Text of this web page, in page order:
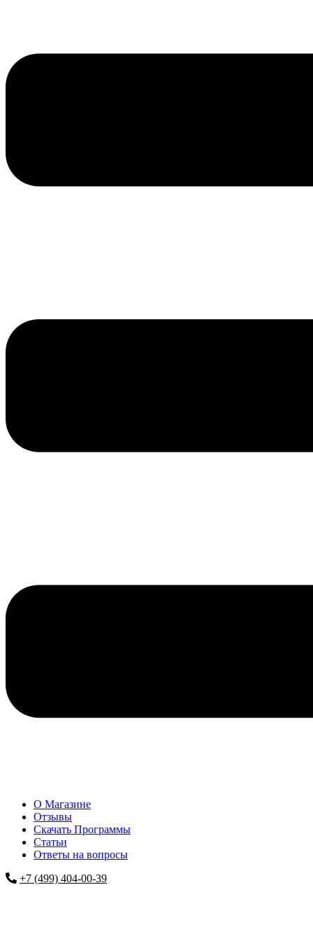
О Магазине
Отзывы
Скачать Программы
Статьи
Ответы на вопросы
+7 (499) 404-00-39